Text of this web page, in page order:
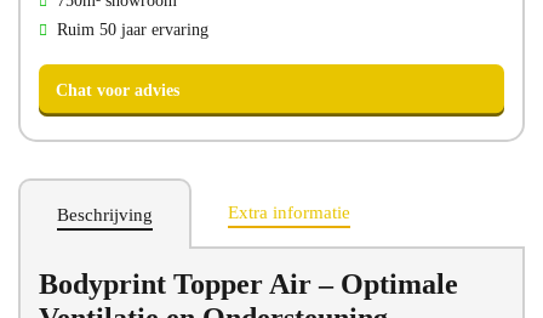
Ruim 50 jaar ervaring
Chat voor advies
Beschrijving Extra informatie
Bodyprint Topper Air – Optimale